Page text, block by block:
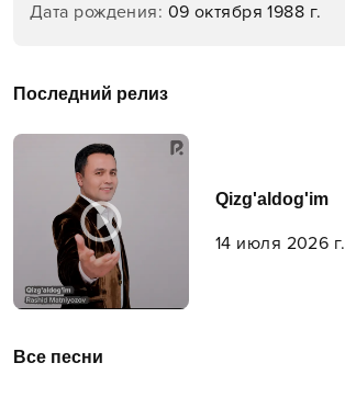
Дата рождения: 09 октября 1988 г.
Последний релиз
Qizg'aldog'im
14 июля 2026 г.
Все песни